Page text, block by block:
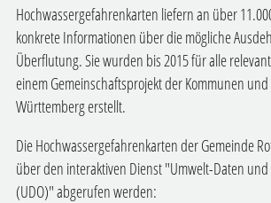
Hochwassergefahrenkarten liefern an über
konkrete Informationen über die mögliche
Überflutung. Sie wurden bis 2015 für alle
einem Gemeinschaftsprojekt der Kommunen
Württemberg erstellt.
Die Hochwassergefahrenkarten der Gemeinde
über den interaktiven Dienst "Umwelt-Daten
(UDO)" abgerufen werden: